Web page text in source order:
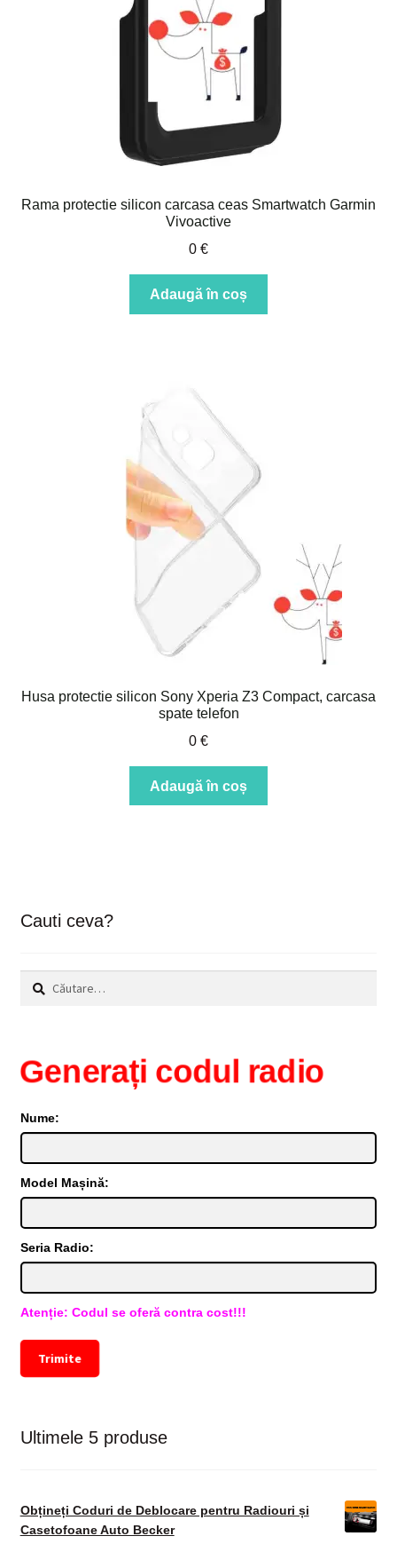
Rama protectie silicon carcasa ceas Smartwatch Garmin
Vivoactive
0 €
Adaugă în coș
Husa protectie silicon Sony Xperia Z3 Compact, carcasa
spate telefon
0 €
Adaugă în coș
Cauti ceva?
Caută
după:
Generați codul radio
Nume:
Model Mașină:
Seria Radio:
Atenție: Codul se oferă contra cost!!!
Trimite
Ultimele 5 produse
Obțineți Coduri de Deblocare pentru Radiouri și
Casetofoane Auto Becker